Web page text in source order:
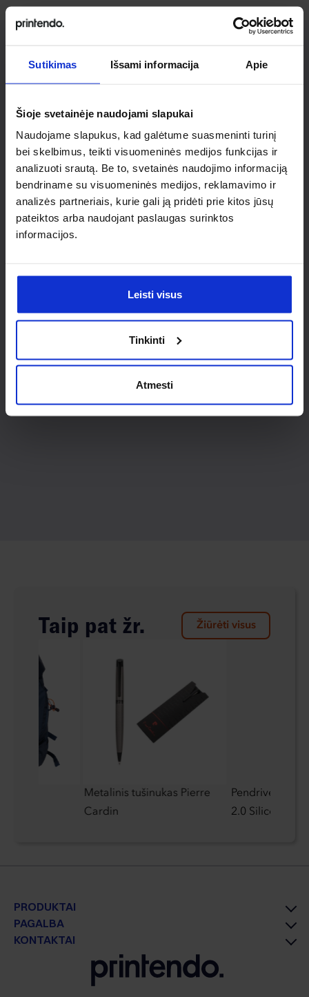
Sutikimas Išsami informacija Apie
Šioje svetainėje naudojami slapukai
Naudojame slapukus, kad galėtume suasmeninti turinį
bei skelbimus, teikti visuomeninės medijos funkcijas ir
analizuoti srautą. Be to, svetainės naudojimo informaciją
bendriname su visuomeninės medijos, reklamavimo ir
analizės partneriais, kurie gali ją pridėti prie kitos jūsų
pateiktos arba naudojant paslaugas surinktos
informacijos.
Leisti visus
Tinkinti
Atmesti
Ieškai
individualaus
sprendimo?
Susisiek su mumis dėl
nestandartinio produkto aptarimo.
Susisiekti
Taip pat žr. Žiūrėti visus
Metalinis tušinukas Pierre
Cardin
Pendrive
2.0 Silicon
PRODUKTAI
PAGALBA
KONTAKTAI